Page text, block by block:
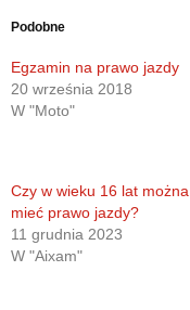
Podobne
Egzamin na prawo jazdy
20 września 2018
W "Moto"
Czy w wieku 16 lat można
mieć prawo jazdy?
11 grudnia 2023
W "Aixam"